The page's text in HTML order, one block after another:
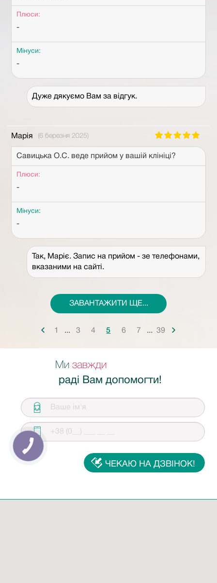
Плюси:
-
Мінуси:
-
Дуже дякуємо Вам за відгук.
Марія (6 березня 2025)
Савицька О.С. веде прийом у вашій клініці?
Плюси:
-
Мінуси:
-
Так, Маріє. Запис на прийом - зе телефонами,
вказаними на сайті.
ЗАВАНТАЖИТИ ЩЕ...
... ...
Ми завжди
раді Вам допомогти!